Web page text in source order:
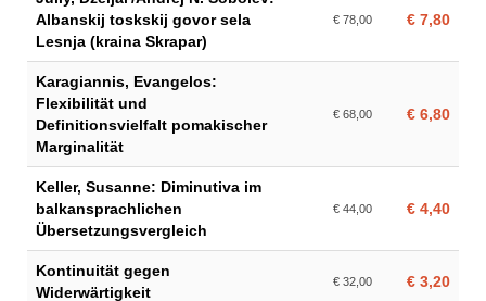
Albanskij toskskij govor sela
Lesnja (kraina Skrapar)
€ 78,00 € 7,80
Karagiannis, Evangelos:
Flexibilität und
Definitionsvielfalt pomakischer
Marginalität
€ 68,00 € 6,80
Keller, Susanne: Diminutiva im
balkansprachlichen
Übersetzungsvergleich
€ 44,00 € 4,40
Kontinuität gegen
Widerwärtigkeit
€ 32,00 € 3,20